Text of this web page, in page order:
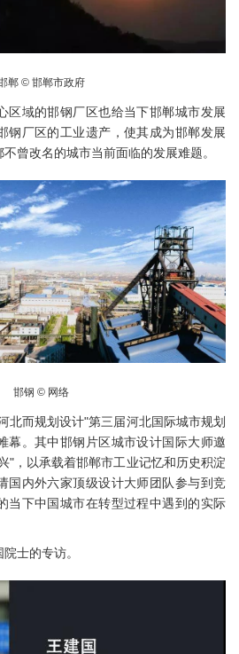
郸 © 邯郸市政府
区域的邯钢厂区也给当下邯郸城市发展
钢厂区的工业遗产，使其成为邯郸发展
曾改名的城市当前面临的发展难题。
邯钢 © 网络
北而规划设计"第三届河北国际城市规划
幕。其中邯钢片区城市设计国际大师邀
"，以承载着邯郸市工业记忆和历史积淀
国内外六家顶级设计大师团队参与到竞
当下中国城市在转型过程中遇到的实际
士的专访。